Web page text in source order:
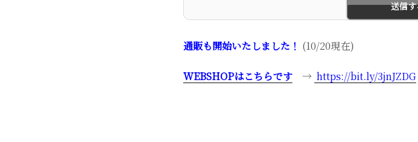
通販も開始いたしました！ (10/20現在)
WEBSHOPはこちらです → https://bit.ly/3jnJZDG